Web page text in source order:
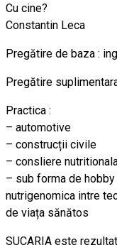
Cu cine?
Constantin Leca
Pregătire de baza :
Pregătire
Practica :
– automotive
– construcții civile
– consliere
– sub forma de
nutrigenomica intre
de viața sănătos
SUCARIA este